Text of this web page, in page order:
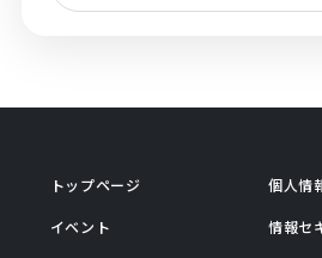
トップページ
イベント
個人情
情報セ